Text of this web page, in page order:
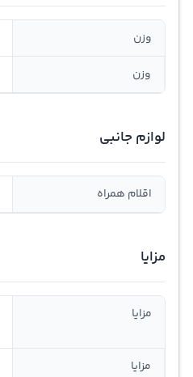
وزن
وزن
لوازم جانبی
اقلام همراه
مزایا
مزایا
مزایا